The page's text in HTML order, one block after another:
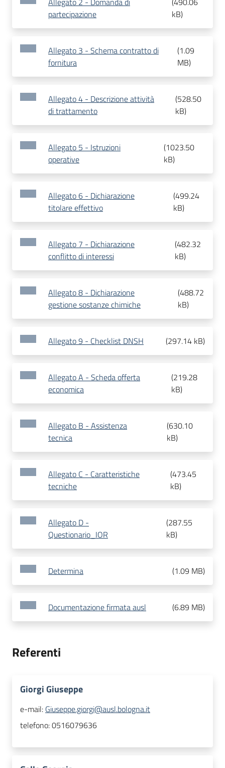
partecipazione
kB)
Allegato 3 - Schema contratto di
fornitura
(1.09
MB)
Allegato 4 - Descrizione attività
di trattamento
(528.50
kB)
Allegato 5 - Istruzioni
operative
(1023.50
kB)
Allegato 6 - Dichiarazione
titolare effettivo
(499.24
kB)
Allegato 7 - Dichiarazione
conflitto di interessi
(482.32
kB)
Allegato 8 - Dichiarazione
gestione sostanze chimiche
(488.72
kB)
Allegato 9 - Checklist DNSH (297.14 kB)
Allegato A - Scheda offerta
economica
(219.28
kB)
Allegato B - Assistenza
tecnica
(630.10
kB)
Allegato C - Caratteristiche
tecniche
(473.45
kB)
Allegato D -
Questionario_IOR
(287.55
kB)
Determina (1.09 MB)
Documentazione firmata ausl (6.89 MB)
Referenti
Giorgi Giuseppe
e-mail: Giuseppe.giorgi@ausl.bologna.it
telefono:0516079636